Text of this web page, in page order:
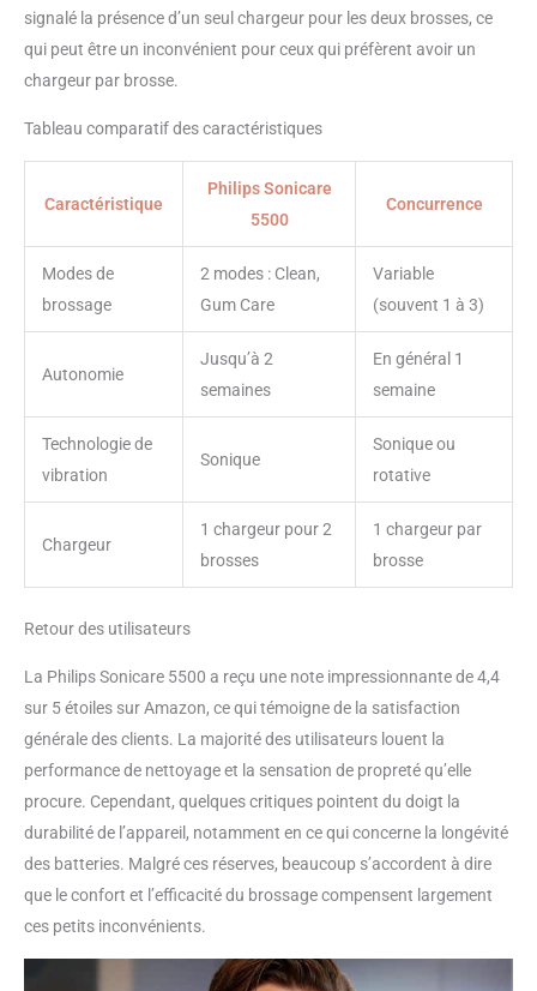
signalé la présence d’un seul chargeur pour les deux brosses, ce
qui peut être un inconvénient pour ceux qui préfèrent avoir un
chargeur par brosse.
Tableau comparatif des caractéristiques
Caractéristique
Philips Sonicare
5500
Concurrence
Modes de
brossage
2 modes : Clean,
Gum Care
Variable
(souvent 1 à 3)
Autonomie
Jusqu’à 2
semaines
En général 1
semaine
Technologie de
vibration
Sonique
Sonique ou
rotative
Chargeur
1 chargeur pour 2
brosses
1 chargeur par
brosse
Retour des utilisateurs
La Philips Sonicare 5500 a reçu une note impressionnante de 4,4
sur 5 étoiles sur Amazon, ce qui témoigne de la satisfaction
générale des clients. La majorité des utilisateurs louent la
performance de nettoyage et la sensation de propreté qu’elle
procure. Cependant, quelques critiques pointent du doigt la
durabilité de l’appareil, notamment en ce qui concerne la longévité
des batteries. Malgré ces réserves, beaucoup s’accordent à dire
que le confort et l’efficacité du brossage compensent largement
ces petits inconvénients.